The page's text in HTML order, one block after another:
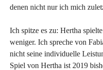
denen nicht nur ich mich
Ich spitze es zu: Hertha
weniger. Ich spreche von
nicht seine individuelle
Spiel von Hertha ist 2019